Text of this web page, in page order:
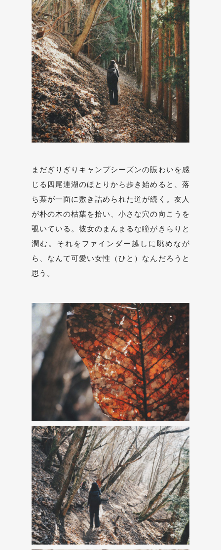
まだぎりぎりキャンプシーズンの賑わいを感
じる四尾連湖のほとりから歩き始めると、落
ち葉が一面に敷き詰められた道が続く。友人
が朴の木の枯葉を拾い、小さな穴の向こうを
覗いている。彼女のまんまるな瞳がきらりと
潤む。それをファインダー越しに眺めなが
ら、なんて可愛い女性（ひと）なんだろうと
思う。